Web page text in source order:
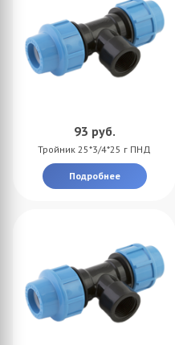
93 руб.
Тройник 25*3/4*25 г ПНД
Подробнее